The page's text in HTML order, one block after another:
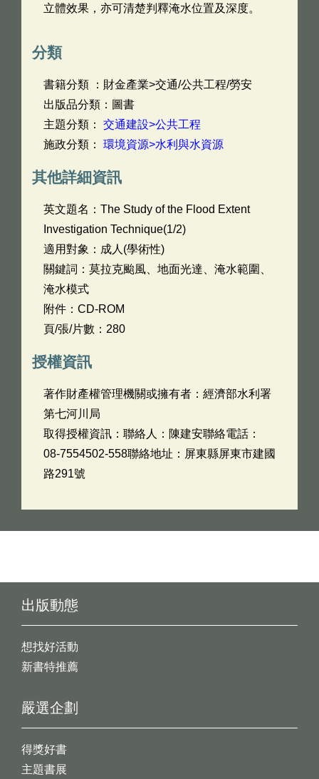
立體效果，亦可清楚判釋淹水位置及深度。
分類
書籍分類 ：財金產業>交通/公共工程/勞安
出版品分類：圖書
主題分類： 交通建設>公共工程
施政分類： 環境資源>水利與水資源
其他詳細資訊
英文題名： The Study of the Flood Extent
Investigation Technique(1/2)
適用對象：成人(學術性)
關鍵詞：莫拉克颱風、地面光達、淹水範圍、
淹水模式
附件：CD-ROM
頁/張/片數：280
授權資訊
著作財產權管理機關或擁有者：經濟部水利署
第七河川局
取得授權資訊：聯絡人：陳建安聯絡電話：
08-7554502-558聯絡地址：屏東縣屏東市建國
路291號
出版動態
想找好活動
新書特推薦
嚴選企劃
得獎好書
主題書展